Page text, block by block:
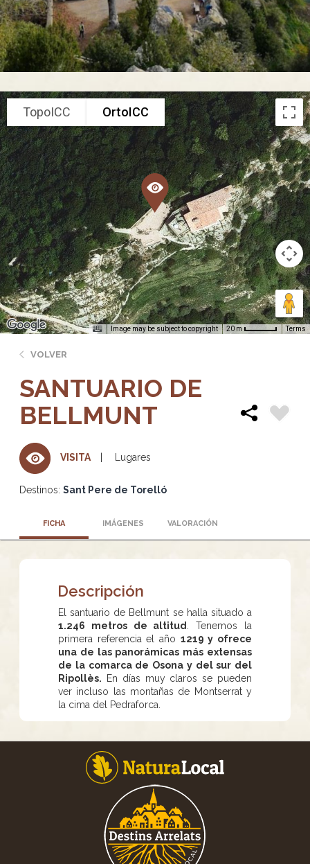
TopoICC OrtoICC
Image may be subject to copyright 20 m Terms
VOLVER
SANTUARIO DE
BELLMUNT
VISITA Lugares
Destinos: Sant Pere de Torelló
FICHA IMÁGENES VALORACIÓN
Descripción
El santuario de Bellmunt se halla situado a
1.246 metros de altitud
. Tenemos la
primera referencia el año 1219 y ofrece
una de las panorámicas más extensas
de la comarca de Osona y del sur del
Ripollès. En días muy claros se pueden
ver incluso las montañas de Montserrat y
la cima del Pedraforca.